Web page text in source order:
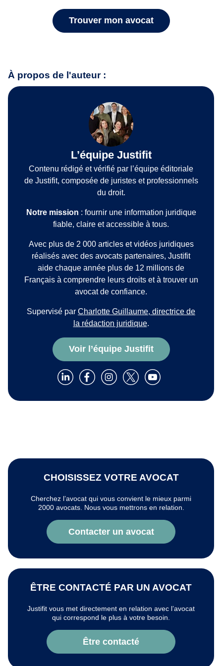
Trouver mon avocat
À propos de l'auteur :
L’équipe Justifit
Contenu rédigé et vérifié par l’équipe éditoriale
de Justifit, composée de juristes et professionnels
du droit.
Notre mission : fournir une information juridique
fiable, claire et accessible à tous.
Avec plus de 2 000 articles et vidéos juridiques
réalisés avec des avocats partenaires, Justifit
aide chaque année plus de 12 millions de
Français à comprendre leurs droits et à trouver un
avocat de confiance.
Supervisé par Charlotte Guillaume, directrice de
la rédaction juridique.
Voir l’équipe Justifit
CHOISISSEZ VOTRE AVOCAT
Cherchez l’avocat qui vous convient le mieux parmi
2000 avocats. Nous vous mettrons en relation.
Contacter un avocat
ÊTRE CONTACTÉ PAR UN AVOCAT
Justifit vous met directement en relation avec l’avocat
qui correspond le plus à votre besoin.
Être contacté